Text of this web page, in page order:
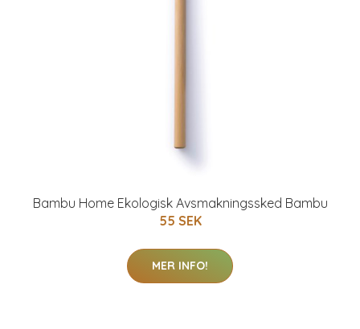
Bambu Home Ekologisk Avsmakningssked Bambu
55 SEK
MER INFO!